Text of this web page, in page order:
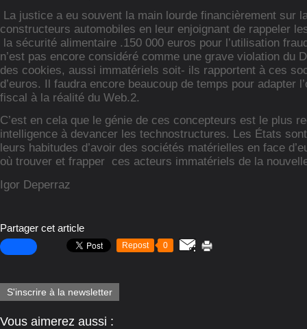
La justice a eu souvent la main lourde financièrement sur
constructeurs automobiles en leur enjoignant de rappeler
la sécurité alimentaire .150 000 euros pour l’utilisation
n’est pas encore considéré comme une grave violation du
des cookies, aussi immatériels soit- ils rapportent à ces
d’euros. Il faudra encore beaucoup de temps pour adapter
fiscal à la réalité du Web.2.
C’est en cela que le génie de ces concepteurs est le plus
intelligence à devancer les technostructures. Les États
leurs habitudes d’avoir des sociétés matérielles en face
où trouver et frapper ces acteurs immatériels de la
Igor Deperraz
Partager cet article
Repost 0
S'inscrire à la newsletter
Vous aimerez aussi :